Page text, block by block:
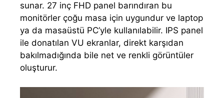
sunar. 27 inç FHD panel barındıran bu
monitörler çoğu masa için uygundur ve laptop
ya da masaüstü PC’yle kullanılabilir. IPS panel
ile donatılan VU ekranlar, direkt karşıdan
bakılmadığında bile net ve renkli görüntüler
oluşturur.